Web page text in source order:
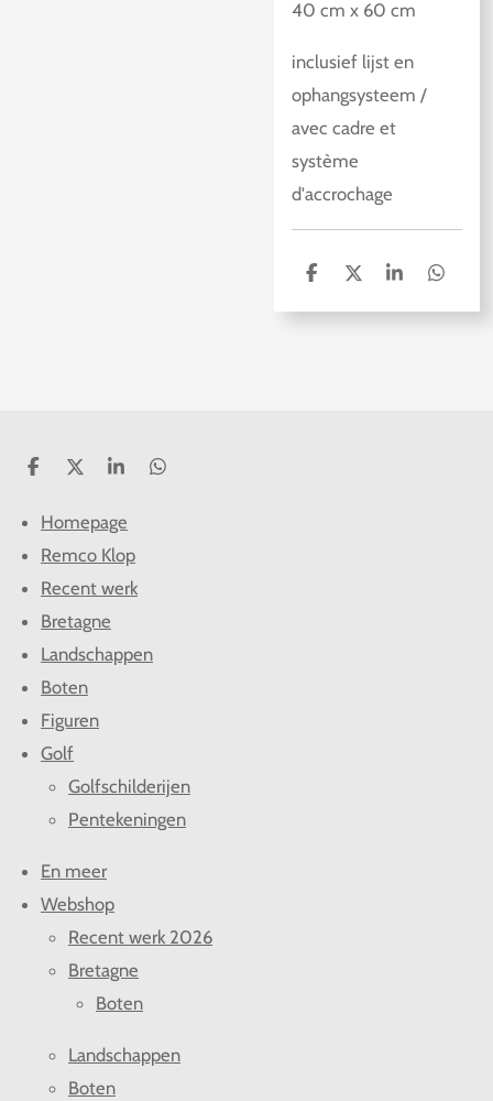
40 cm x 60 cm
inclusief lijst en
ophangsysteem /
avec cadre et
système
d'accrochage
D
l
D
e
S
a
D
l
D
D
l
S
r
e
D
Homepage
Remco Klop
Recent werk
Bretagne
Landschappen
Boten
Figuren
Golf
Golfschilderijen
Pentekeningen
En meer
Webshop
Recent werk 2026
Bretagne
Boten
Landschappen
Boten